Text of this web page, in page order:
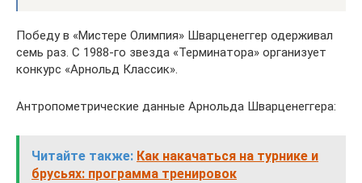
Победу в «Мистере Олимпия» Шварценеггер одерживал
семь раз. С 1988-го звезда «Терминатора» организует
конкурс «Арнольд Классик».
Антропометрические данные Арнольда Шварценеггера:
Читайте также: Как накачаться на турнике и
брусьях: программа тренировок